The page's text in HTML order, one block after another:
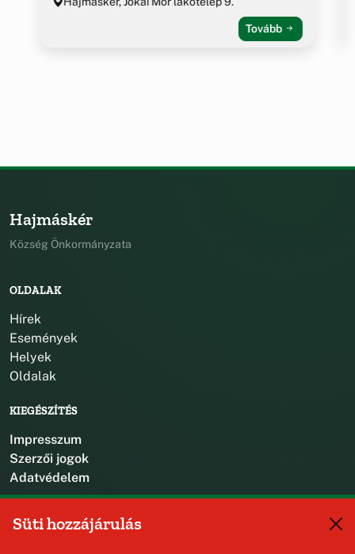
Tovább
Hajmáskér
Község Önkormányzata
OLDALAK
Hírek
Események
Helyek
Oldalak
KIEGÉSZÍTÉS
Impresszum
Szerzői jogok
Adatvédelem
Süti hozzájárulás